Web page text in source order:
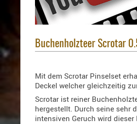
Buchenholzteer Scrotar
Mit dem Scrotar Pinselset
Deckel welcher gleichzeitig
Scrotar ist reiner
hergestellt. Durch seine sehr
intensiven Geruch wird